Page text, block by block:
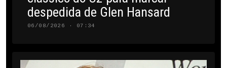
despedida de Glen Hansard
06/08/2026 · 07:34